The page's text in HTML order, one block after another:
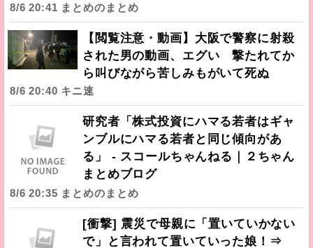
8/6 20:41 まとめのまとめ
【閲覧注意・動画】大阪で警察に射殺
された男の動画、エグい 撃たれてか
ら叫びながら苦しみもがいて死ぬ
8/6 20:40 キニ速
研究者「株式投資にハマる若者はギャ
ンブルにハマる若者と同じ傾向があ
る」 - スコールちゃんねる｜２ちゃん
まとめブログ
8/6 20:35 まとめのまとめ
[衝撃] 震災で母親に「置いていかない
で」と言われて置いていった娘！⇒